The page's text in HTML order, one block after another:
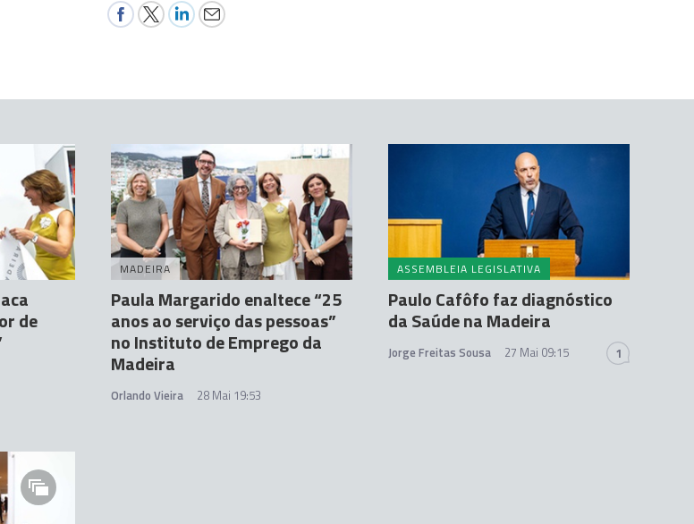
de
MADEIRA
Paula Margarido enaltece “25
anos ao serviço das pessoas”
no Instituto de Emprego da
Madeira
Orlando Vieira 28 Mai 19:53
ASSEMBLEIA LEGISLATIVA
Paulo Cafôfo faz diagnóstico
da Saúde na Madeira
Jorge Freitas Sousa 27 Mai 09:15 1